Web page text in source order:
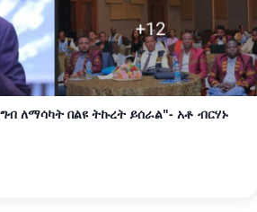
ለማሳካት በልዩ ትኩረት ይሰራል"- አቶ ብርሃኑ